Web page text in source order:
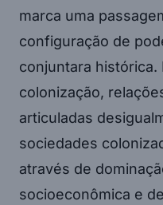
marca uma
configuração de
conjuntara histórica.
colonização,
articuladas
sociedades
através de
socioeconômica e